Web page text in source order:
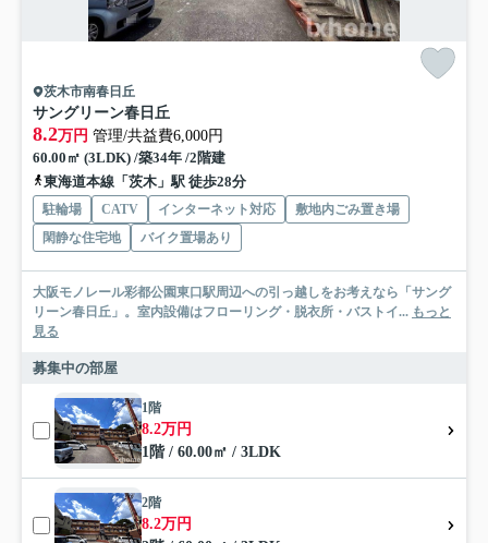
茨木市南春日丘
サングリーン春日丘
8.2万円 管理/共益費6,000円
60.00㎡ (3LDK) /築34年 /2階建
東海道本線「茨木」駅 徒歩28分
駐輪場 CATV インターネット対応
敷地内ごみ置き場
閑静な住宅地
バイク置場あり
大阪モノレール彩都公園東口駅周辺への引っ越しをお考えなら「サング
リーン春日丘」。室内設備はフローリング・脱衣所・バストイ... もっと
見る
募集中の部屋
1階
8.2万円
1階 / 60.00㎡ / 3LDK
2階
8.2万円